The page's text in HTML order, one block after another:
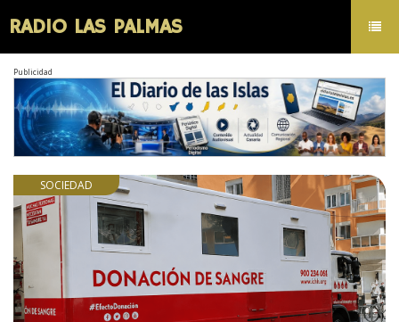
RADIO LAS PALMAS
Publicidad
SOCIEDAD